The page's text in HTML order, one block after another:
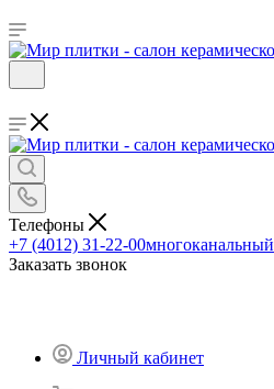
Телефоны
+7 (4012) 31-22-00многоканальный
Заказать звонок
Личный кабинет